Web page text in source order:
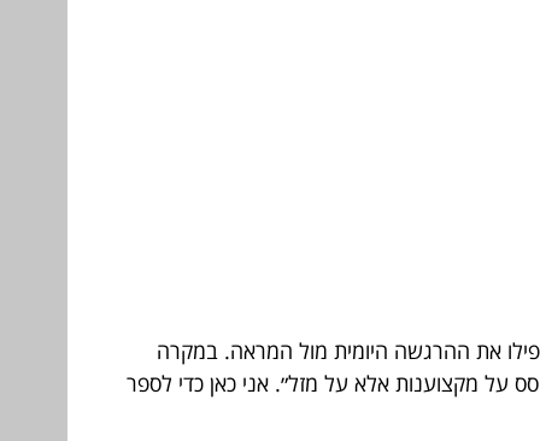
את ההרגשה היומית מול המראה. במקרה
על מקצוענות אלא על מזל״. אני כאן כדי לספר